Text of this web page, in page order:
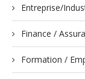
Entreprise/
Finance /
Formation /